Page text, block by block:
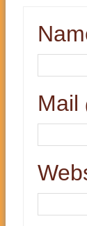
Mail